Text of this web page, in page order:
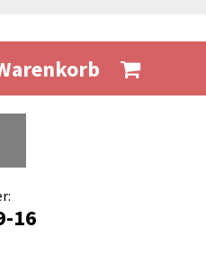
16